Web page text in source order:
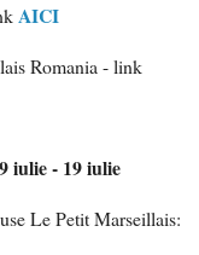
AICI
Romania - link
iulie - 19 iulie
Le Petit Marseillais: